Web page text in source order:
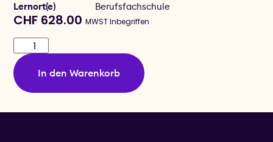
Lernort(e)
Berufsfachschule
CHF 628.00 MWST Inbegriffen
In den Warenkorb